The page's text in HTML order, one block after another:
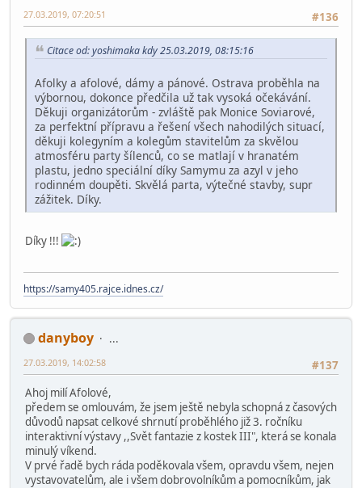
#136
27.03.2019, 07:20:51
Citace od: yoshimaka kdy 25.03.2019, 08:15:16
Afolky a afolové, dámy a pánové. Ostrava proběhla na
výbornou, dokonce předčila už tak vysoká očekávání.
Děkuji organizátorům - zvláště pak Monice Soviarové,
za perfektní přípravu a řešení všech nahodilých situací,
děkuji kolegyním a kolegům stavitelům za skvělou
atmosféru party šílenců, co se matlají v hranatém
plastu, jedno speciální díky Samymu za azyl v jeho
rodinném doupěti. Skvělá parta, výtečné stavby, supr
zážitek. Díky.
Díky !!!
https://samy405.rajce.idnes.cz/
danyboy
...
#137
27.03.2019, 14:02:58
Ahoj milí Afolové,
předem se omlouvám, že jsem ještě nebyla schopná z časových
důvodů napsat celkové shrnutí proběhlého již 3. ročníku
interaktivní výstavy ,,Svět fantazie z kostek III", která se konala
minulý víkend.
V prvé řadě bych ráda poděkovala všem, opravdu všem, nejen
vystavovatelům, ale i všem dobrovolníkům a pomocníkům, jak